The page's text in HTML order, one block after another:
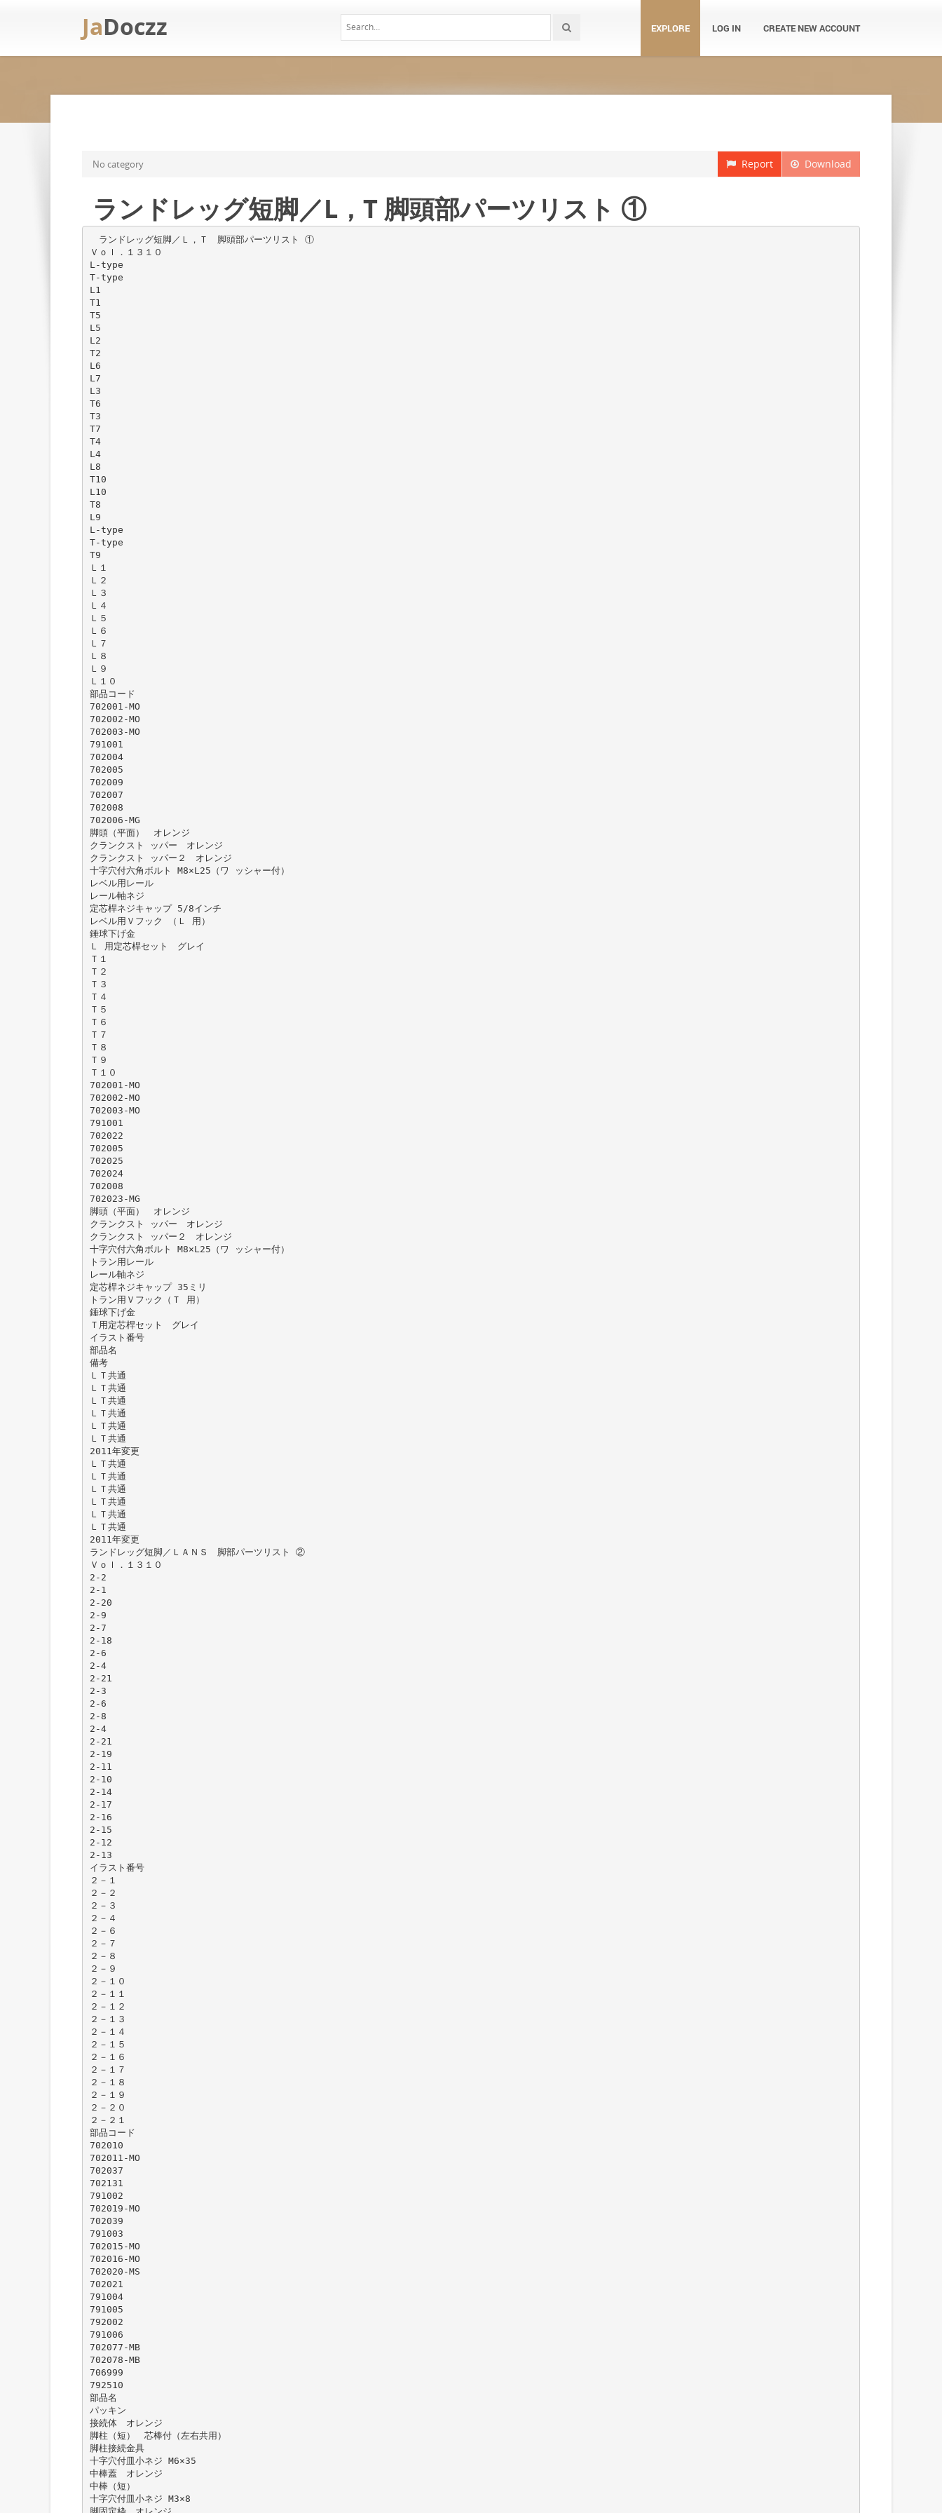
JaDoczz EXPLORE LOG IN CREATE NEW ACCOUNT
Download
Report
No category
ランドレッグ短脚／L，T 脚頭部パーツリスト ①
ランドレッグ短脚／Ｌ，Ｔ 脚頭部パーツリスト ①
Ｖｏｌ．１３１０
L-type
T-type
L1
T1
T5
L5
L2
T2
L6
L7
L3
T6
T3
T7
T4
L4
L8
T10
L10
T8
L9
L-type
T-type
T9
Ｌ１
Ｌ２
Ｌ３
Ｌ４
Ｌ５
Ｌ６
Ｌ７
Ｌ８
Ｌ９
Ｌ１０
部品コード
702001-MO
702002-MO
702003-MO
791001
702004
702005
702009
702007
702008
702006-MG
脚頭（平面） オレンジ
クランクスト ッパー オレンジ
クランクスト ッパー２ オレンジ
十字穴付六角ボルト M8×L25（ワ ッシャー付）
レベル用レール
レール軸ネジ
定芯桿ネジキャップ 5/8インチ
レベル用Ｖフック （Ｌ 用）
錘球下げ金
Ｌ 用定芯桿セット グレイ
Ｔ１
Ｔ２
Ｔ３
Ｔ４
Ｔ５
Ｔ６
Ｔ７
Ｔ８
Ｔ９
Ｔ１０
702001-MO
702002-MO
702003-MO
791001
702022
702005
702025
702024
702008
702023-MG
脚頭（平面） オレンジ
クランクスト ッパー オレンジ
クランクスト ッパー２ オレンジ
十字穴付六角ボルト M8×L25（ワ ッシャー付）
トラン用レール
レール軸ネジ
定芯桿ネジキャップ 35ミリ
トラン用Ｖフック（Ｔ 用）
錘球下げ金
Ｔ用定芯桿セット グレイ
イラスト番号
部品名
備考
ＬＴ共通
ＬＴ共通
ＬＴ共通
ＬＴ共通
ＬＴ共通
ＬＴ共通
2011年変更
ＬＴ共通
ＬＴ共通
ＬＴ共通
ＬＴ共通
ＬＴ共通
ＬＴ共通
2011年変更
ランドレッグ短脚／ＬＡＮＳ 脚部パーツリスト ②
Ｖｏｌ．１３１０
2-2
2-1
2-20
2-9
2-7
2-18
2-6
2-4
2-21
2-3
2-6
2-8
2-4
2-21
2-19
2-11
2-10
2-14
2-17
2-16
2-15
2-12
2-13
イラスト番号
２－１
２－２
２－３
２－４
２－６
２－７
２－８
２－９
２－１０
２－１１
２－１２
２－１３
２－１４
２－１５
２－１６
２－１７
２－１８
２－１９
２－２０
２－２１
部品コード
702010
702011-MO
702037
702131
791002
702019-MO
702039
791003
702015-MO
702016-MO
702020-MS
702021
791004
791005
792002
791006
702077-MB
702078-MB
706999
792510
部品名
パッキン
接続体 オレンジ
脚柱（短） 芯棒付（左右共用）
脚柱接続金具
十字穴付皿小ネジ M6×35
中棒蓋 オレンジ
中棒（短）
十字穴付皿小ネジ M3×8
脚固定枠 オレンジ